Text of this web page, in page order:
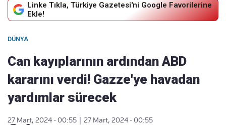
Linke Tıkla, Türkiye Gazetesi'ni Google Favorilerine
Ekle!
DÜNYA
Can kayıplarının ardından ABD
kararını verdi! Gazze'ye havadan
yardımlar sürecek
27 Mart, 2024 - 00:55
27 Mart, 2024 - 00:55